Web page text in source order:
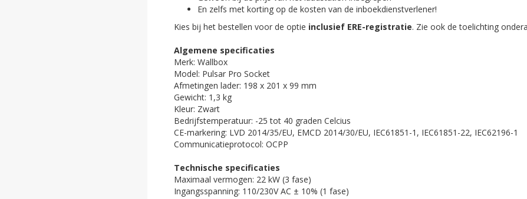
En zelfs met korting op de kosten van de inboekdienstverlener!
Kies bij het bestellen voor de optie inclusief ERE-registratie. Zie ook de toelichting
Algemene specificaties
Merk: Wallbox
Model: Pulsar Pro Socket
Afmetingen lader: 198 x 201 x 99 mm
Gewicht: 1,3 kg
Kleur: Zwart
Bedrijfstemperatuur: -25 tot 40 graden Celcius
CE-markering: LVD 2014/35/EU, EMCD 2014/30/EU, IEC61851-1, IEC61851-22, IEC62196-1
Communicatieprotocol: OCPP
Technische specificaties
Maximaal vermogen: 22 kW (3 fase)
Ingangsspanning: 110/230V AC ± 10% (1 fase)